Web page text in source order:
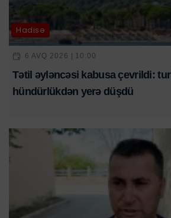
Hadisə
6 AVQ 2026 | 10:00
Tətil əyləncəsi kabusa çevrildi:
hündürlükdən yerə düşdü